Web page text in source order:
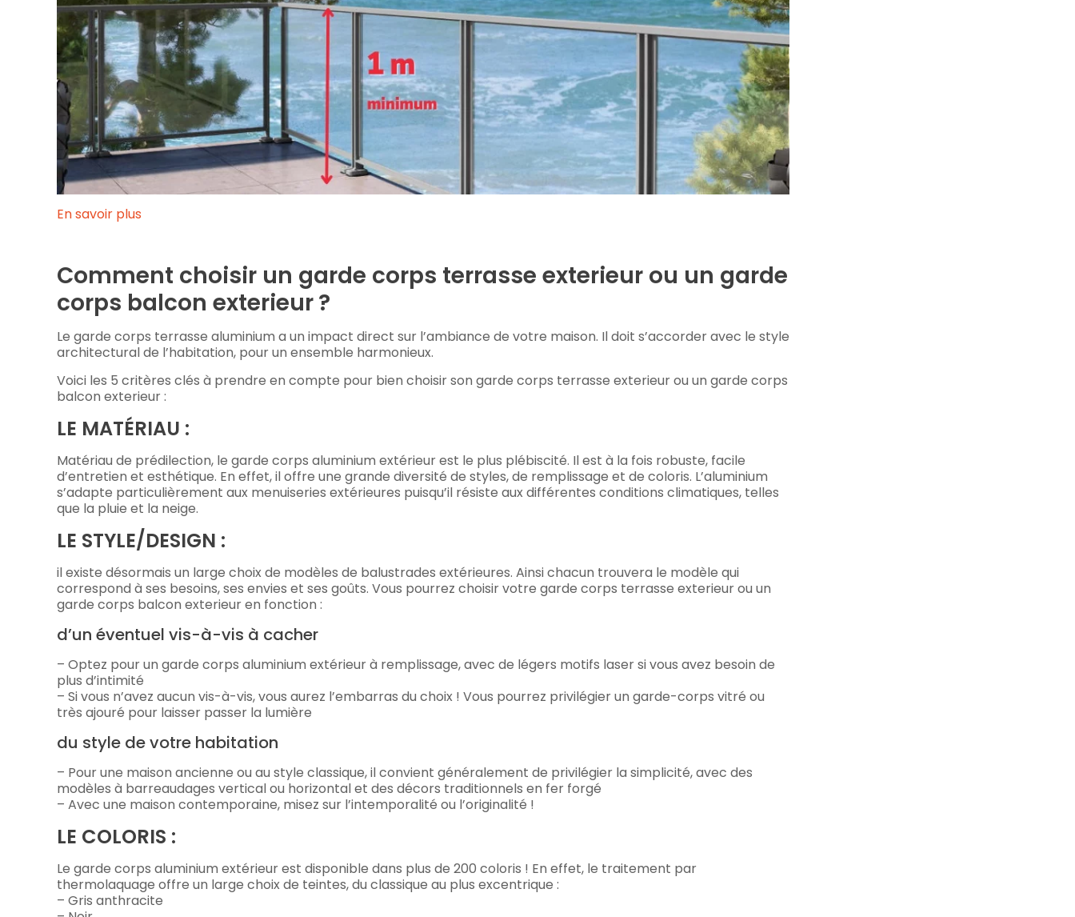
En savoir plus
Comment choisir un garde corps terrasse exterieur ou un garde
corps balcon exterieur ?
Le garde corps terrasse aluminium a un impact direct sur l’ambiance de votre maison. Il doit s’accorder avec le style
architectural de l’habitation, pour un ensemble harmonieux.
Voici les 5 critères clés à prendre en compte pour bien choisir son garde corps terrasse exterieur ou un garde corps
balcon exterieur :
LE MATÉRIAU :
Matériau de prédilection, le garde corps aluminium extérieur est le plus plébiscité. Il est à la fois robuste, facile
d’entretien et esthétique. En effet, il offre une grande diversité de styles, de remplissage et de coloris. L’aluminium
s’adapte particulièrement aux menuiseries extérieures puisqu’il résiste aux différentes conditions climatiques, telles
que la pluie et la neige.
LE STYLE/DESIGN :
il existe désormais un large choix de modèles de balustrades extérieures. Ainsi chacun trouvera le modèle qui
correspond à ses besoins, ses envies et ses goûts. Vous pourrez choisir votre garde corps terrasse exterieur ou un
garde corps balcon exterieur en fonction :
d’un éventuel vis-à-vis à cacher
– Optez pour un garde corps aluminium extérieur à remplissage, avec de légers motifs laser si vous avez besoin de
plus d’intimité
– Si vous n’avez aucun vis-à-vis, vous aurez l’embarras du choix ! Vous pourrez privilégier un garde-corps vitré ou
très ajouré pour laisser passer la lumière
du style de votre habitation
– Pour une maison ancienne ou au style classique, il convient généralement de privilégier la simplicité, avec des
modèles à barreaudages vertical ou horizontal et des décors traditionnels en fer forgé
– Avec une maison contemporaine, misez sur l’intemporalité ou l’originalité !
LE COLORIS :
Le garde corps aluminium extérieur est disponible dans plus de 200 coloris ! En effet, le traitement par
thermolaquage offre un large choix de teintes, du classique au plus excentrique :
– Gris anthracite